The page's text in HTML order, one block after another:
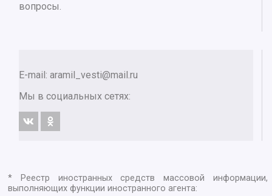
вопросы.
E-mail: aramil_vesti@mail.ru
Мы в социальных сетях:
* Реестр иностранных средств массовой информации,
выполняющих функции иностранного агента: